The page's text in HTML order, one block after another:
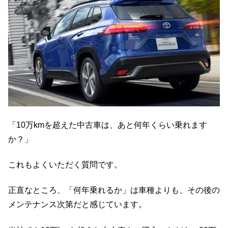
「10万kmを超えた中古車は、あと何年くらい乗れます
か？」
これもよくいただく質問です。
正直なところ、「何年乗れるか」は車種よりも、その後の
メンテナンス次第だと感じています。